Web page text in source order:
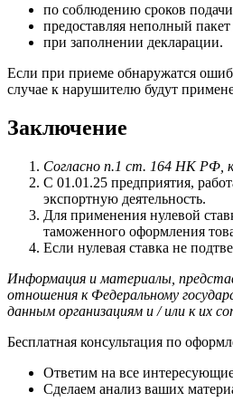
по соблюдению сроков
предоставляя неполный
при заполнении декларации.
Если при приеме обнаружатся
случае к нарушителю будут
Заключение
Согласно п.1 ст. 164 НК РФ,
С 01.01.25 предприятия,
экспортную деятельность.
Для применения нулевой
таможенного оформления
Если нулевая ставка не
Информация и материалы,
отношения к Федеральному
данным организациям и / или к их
Бесплатная консультация по
Ответим на все
Сделаем анализ ваших